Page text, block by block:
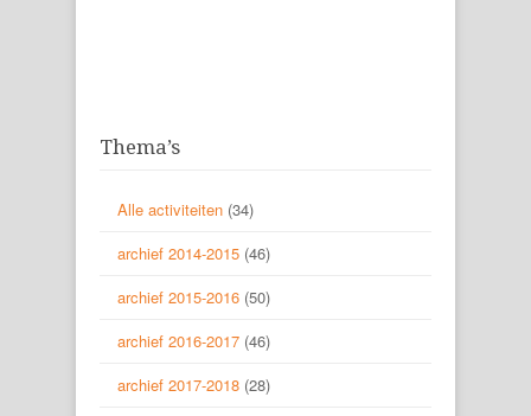
Thema’s
Alle activiteiten (34)
archief 2014-2015 (46)
archief 2015-2016 (50)
archief 2016-2017 (46)
archief 2017-2018 (28)